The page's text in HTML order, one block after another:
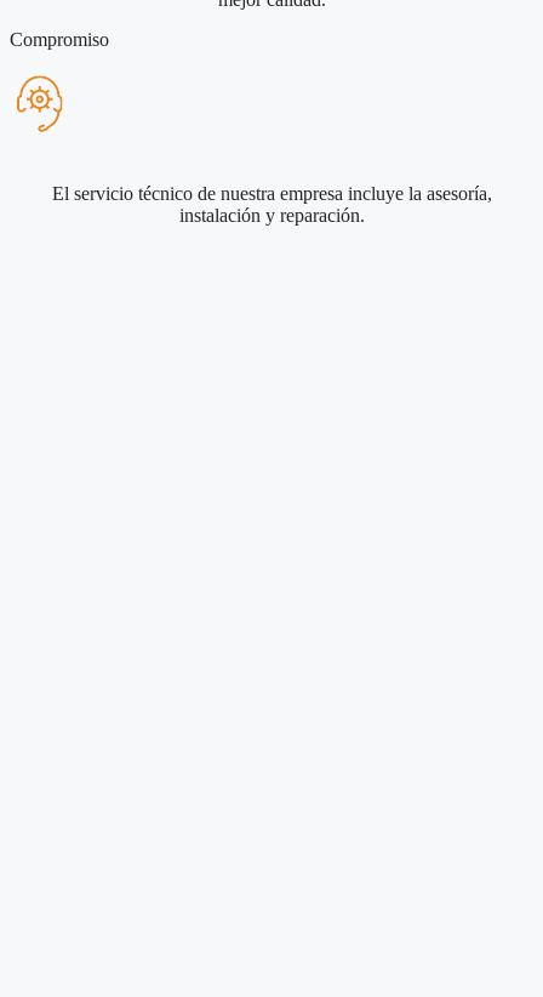
Compromiso
El servicio técnico de nuestra empresa incluye la asesoría,
instalación y reparación.